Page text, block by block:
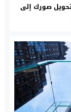
صورك إلى